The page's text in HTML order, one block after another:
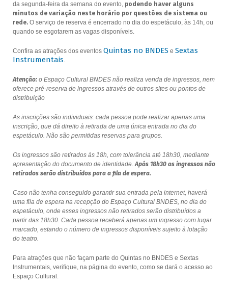
da segunda-feira da semana do evento, podendo haver alguns
minutos de variação neste horário por questões de sistema ou
rede.O serviço de reserva é encerrado no dia do espetáculo, às 14h, ou
quando se esgotarem as vagas disponíveis.
Confira as atrações dos eventos Quintas no BNDES e Sextas
Instrumentais.
Atenção:o Espaço Cultural BNDES não realiza venda de ingressos, nem
oferece pré-reserva de ingressos através de outros sites ou pontos de
distribuição
As inscrições são individuais: cada pessoa pode realizar apenas uma
inscrição, que dá direito à retirada de uma única entrada no dia do
espetáculo. Não são permitidas reservas para grupos.
Os ingressos são retirados às 18h, com tolerância até 18h30, mediante
apresentação do documento de identidade.Após 18h30 os ingressos não
retirados serão distribuídos para a fila de espera.
Caso não tenha conseguido garantir sua entrada pela internet, haverá
uma fila de espera na recepção do Espaço Cultural BNDES, no dia do
espetáculo, onde esses ingressos não retirados serão distribuídos a
partir das 18h30. Cada pessoa receberá apenas um ingresso com lugar
marcado, estando o número de ingressos disponíveis sujeito à lotação
do teatro.
Para atrações que não façam parte do Quintas no BNDES e Sextas
Instrumentais, verifique, na página do evento, como se dará o acesso ao
Espaço Cultural.